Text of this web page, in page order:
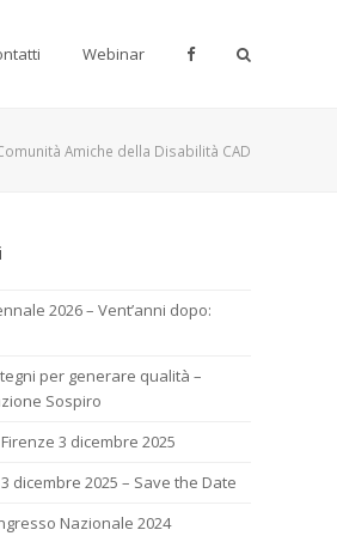
Webinar
Amiche della Disabilità CAD
2026 – Vent’anni dopo:
per generare qualità –
Sospiro
3 dicembre 2025
dicembre 2025 – Save the Date
Nazionale 2024